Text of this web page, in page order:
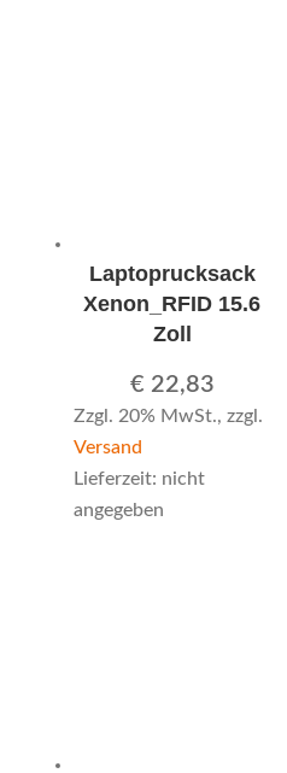
Laptoprucksack
Xenon_RFID 15.6
Zoll
€ 22,83
Zzgl. 20% MwSt., zzgl.
Versand
Lieferzeit: nicht
angegeben